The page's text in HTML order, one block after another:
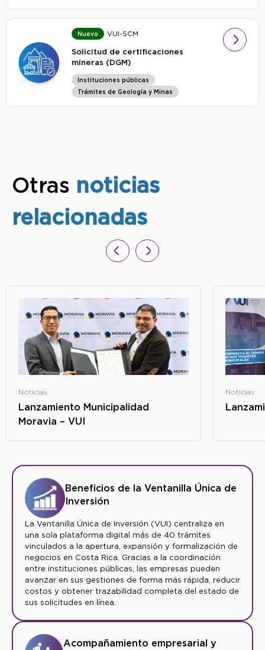
Nuevo VUI-SCM
Solicitud de certificaciones
mineras (DGM)
Instituciones públicas
Trámites de Geología y Minas
Otras noticias
relacionadas
Noticias
Lanzamiento Municipalidad
Moravia – VUI
Noticias
Beneficios de la Ventanilla Única de
Inversión
La Ventanilla Única de Inversión (VUI) centraliza en
una sola plataforma digital más de 40 trámites
vinculados a la apertura, expansión y formalización de
negocios en Costa Rica. Gracias a la coordinación
entre instituciones públicas, las empresas pueden
avanzar en sus gestiones de forma más rápida, reducir
costos y obtener trazabilidad completa del estado de
sus solicitudes en línea.
Acompañamiento empresarial y